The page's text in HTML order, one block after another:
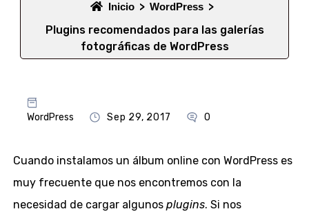
Inicio WordPress
Plugins recomendados para las galerías
fotográficas de WordPress
WordPress Sep 29, 2017 0
Cuando instalamos un álbum online con WordPress es
muy frecuente que nos encontremos con la
necesidad de cargar algunos plugins. Si nos